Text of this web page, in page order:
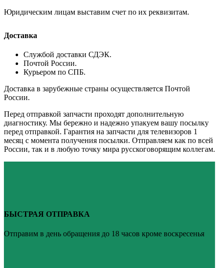
Юридическим лицам выставим счет по их реквизитам.
Доставка
Службой доставки СДЭК.
Почтой России.
Курьером по СПБ.
Доставка в зарубежные страны осуществляется Почтой
России.
Перед отправкой запчасти проходят дополнительную
диагностику. Мы бережно и надежно упакуем вашу посылку
перед отправкой. Гарантия на запчасти для телевизоров 1
месяц с момента получения посылки. Отправляем как по всей
России, так и в любую точку мира русскоговорящим коллегам.
БЫСТРАЯ ОТПРАВКА
Отправим в день обращения до 18 часов кроме воскресенья